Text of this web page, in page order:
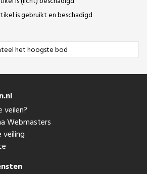
is gebruikt en beschadigd
het hoogste bod
Webmasters
veiling